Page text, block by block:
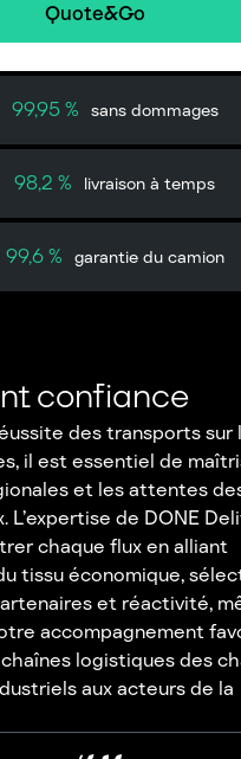
Quote&Go
99,95 % sans dommages
98,2 % livraison à temps
99,6 % garantie du camion
confiance
des transports sur
il est essentiel de
et les attentes
L’expertise de DONE
chaque flux en alliant
tissu économique,
et réactivité,
accompagnement
logistiques des
aux acteurs de la